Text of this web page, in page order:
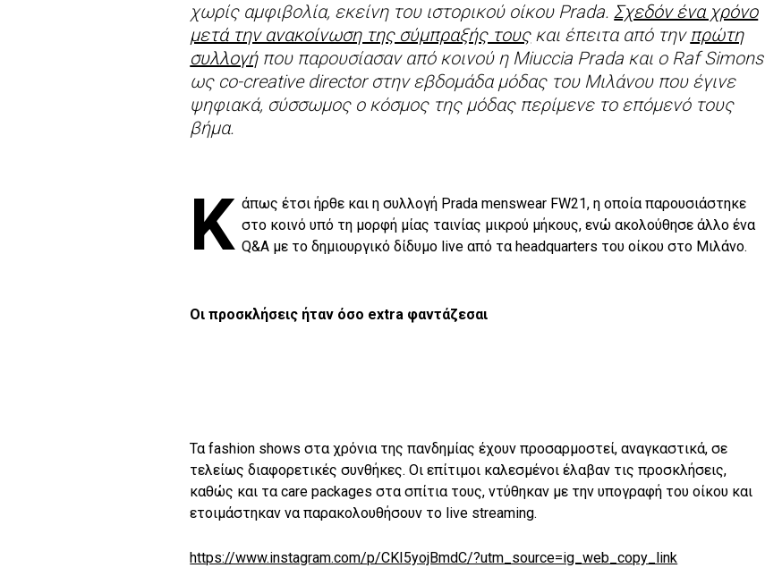
χωρίς αμφιβολία, εκείνη του ιστορικού οίκου Prada.Σχεδόν ένα χρόνο
μετά την ανακοίνωση της σύμπραξής τουςκαι έπειτα από την πρώτη
συλλογήπου παρουσίασαν από κοινού η Miuccia Prada και ο Raf Simons
ως co-creative director στην εβδομάδα μόδας του Μιλάνου που έγινε
ψηφιακά, σύσσωμος ο κόσμος της μόδας περίμενε το επόμενό τους
βήμα.
Κ άπως έτσι ήρθε και η συλλογή Prada menswear FW21, η οποία παρουσιάστηκε
στο κοινό υπό τη μορφή μίας ταινίας μικρού μήκους, ενώ ακολούθησε άλλο ένα
Q&A με το δημιουργικό δίδυμο live από τα headquarters του οίκου στο Μιλάνο.
Οι προσκλήσεις ήταν όσο extra φαντάζεσαι
Τα fashion shows στα χρόνια της πανδημίας έχουν προσαρμοστεί, αναγκαστικά, σε
τελείως διαφορετικές συνθήκες. Οι επίτιμοι καλεσμένοι έλαβαν τις προσκλήσεις,
καθώς και τα care packages στα σπίτια τους, ντύθηκαν με την υπογραφή του οίκου και
ετοιμάστηκαν να παρακολουθήσουν το live streaming.
https://www.instagram.com/p/CKI5yojBmdC/?utm_source=ig_web_copy_link